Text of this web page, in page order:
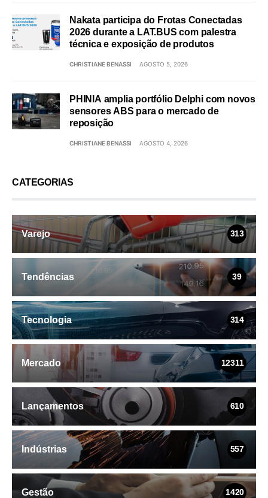
Nakata participa do Frotas Conectadas
2026 durante a LAT.BUS com palestra
técnica e exposição de produtos
CHRISTIANE BENASSI AGOSTO 5, 2026
PHINIA amplia portfólio Delphi com novos
sensores ABS para o mercado de
reposição
CHRISTIANE BENASSI AGOSTO 4, 2026
CATEGORIAS
Varejo 313
Tendências 39
Tecnologia 314
Mercado 12311
Lançamentos 610
Indústrias 557
Gestão 1420